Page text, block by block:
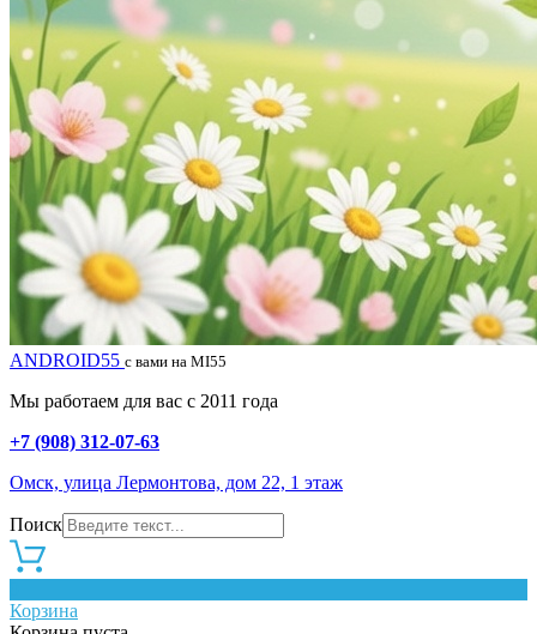
ANDROID55 с вами на MI55
Мы работаем для вас с 2011 года
+7 (908) 312-07-63
Омск, улица Лермонтова, дом 22, 1 этаж
Поиск
Корзина